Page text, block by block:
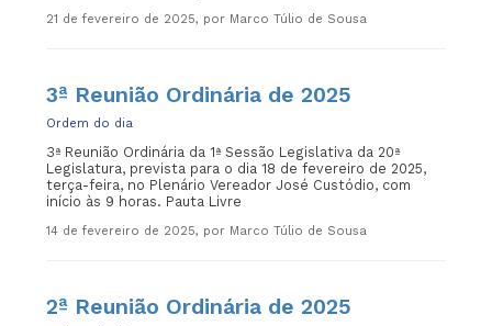
21 de fevereiro de 2025, por Marco Túlio de Sousa
3ª Reunião Ordinária de 2025
Ordem do dia
3ª Reunião Ordinária da 1ª Sessão Legislativa da 20ª
Legislatura, prevista para o dia 18 de fevereiro de 2025,
terça-feira, no Plenário Vereador José Custódio, com
início às 9 horas. Pauta Livre
14 de fevereiro de 2025, por Marco Túlio de Sousa
2ª Reunião Ordinária de 2025